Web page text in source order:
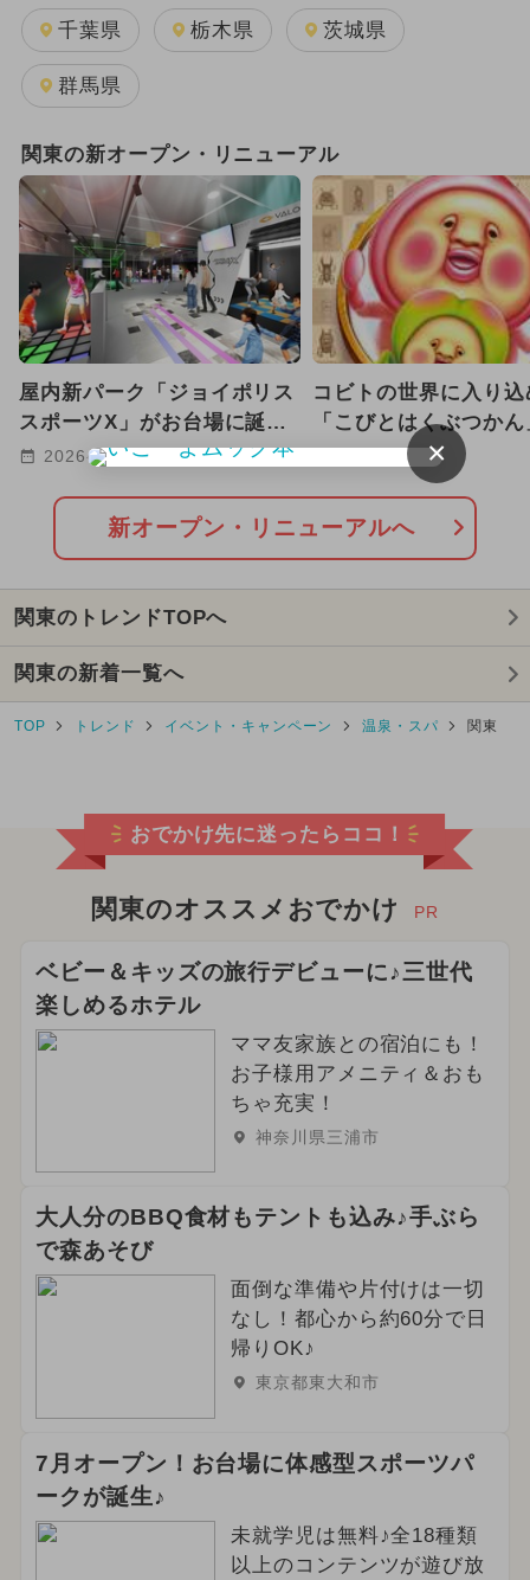
2024年4月のイベント
2024年3月のイベント
お正月 雨の日OK 絶景
2024年9月のイベント
2024年8月のイベント
2024年6月のイベント
イルミネーション アウトドア
潮干狩り 春休み
2024年10月のイベント ハロウィン
2026年8月のイベント
2026年5月のイベント
2024年11月のイベント
2026年6月のイベント
2025年2月のイベント
2025年4月のイベント
2025年5月のイベント
2025年12月のイベント
2026年4月のイベント 桜・お花見
ドラえもん
2023年12月のイベント
2023年11月のイベント
花火
2023年のイベント 2022年のイベント
2019年のイベント
千葉県 栃木県 茨城県
群馬県
関東の新オープン・リニューアル
屋内新パーク「ジョイポリス
スポーツX」がお台場に誕
生！ ARやトランポリンで
2026-08-06
コビトの世界に入り
「こびとはくぶつか
玉に8/12グランドオー
2026-08-03
新オープン・リニューアルへ
関東のトレンドTOPへ
関東の新着一覧へ
TOP トレンド イベント・キャンペーン 温泉・スパ 関東
おでかけ先に迷ったらココ！
関東のオススメおでかけ PR
ベビー＆キッズの旅行デビューに♪三世代
楽しめるホテル
ママ友家族との宿泊にも！
お子様用アメニティ＆おも
ちゃ充実！
神奈川県三浦市
大人分のBBQ食材もテントも込み♪手ぶら
で森あそび
面倒な準備や片付けは一切
なし！都心から約60分で日
帰りOK♪
東京都東大和市
7月オープン！お台場に体感型スポーツパ
ークが誕生♪
未就学児は無料♪全18種類
以上のコンテンツが遊び放
×